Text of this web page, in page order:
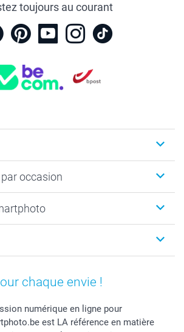
toujours au courant
& Agendas photo
cadeau
occasion
chaque envie !
numérique en ligne pour
est LA référence en matière